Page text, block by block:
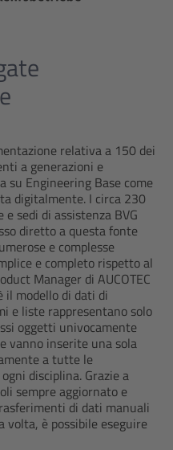
relativa a 150 dei
a generazioni e
Engineering Base come
digitalmente. I circa 230
sedi di assistenza BVG
diretto a questa fonte
e complesse
e completo rispetto al
Manager di AUCOTEC
il modello di dati di
e liste rappresentano solo
oggetti univocamente
vanno inserite una sola
a tutte le
disciplina. Grazie a
sempre aggiornato e
di dati manuali
volta, è possibile eseguire